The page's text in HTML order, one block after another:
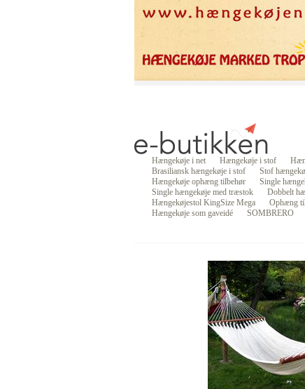
Hængekøje i net Hængekøje i stof
Brasiliansk hængekøje i stof
Stof
Hængekøje ophæng tilbehør
Single
Single hængekøje med træstok
Dobbelt
Hængekøjestol KingSize Mega
Ophæng
Hængekøje som gaveidé
SOMBRERO